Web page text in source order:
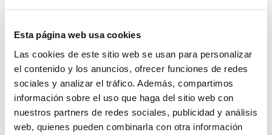
Esta página web usa cookies
Las cookies de este sitio web se usan para personalizar
el contenido y los anuncios, ofrecer funciones de redes
sociales y analizar el tráfico. Además, compartimos
información sobre el uso que haga del sitio web con
nuestros partners de redes sociales, publicidad y análisis
web, quienes pueden combinarla con otra información
Kit A)
Pack (u.)
10
Referencia
032-073200
Envase
x 10 u
Precio
Comprar
Disponibilidad
Ver stock